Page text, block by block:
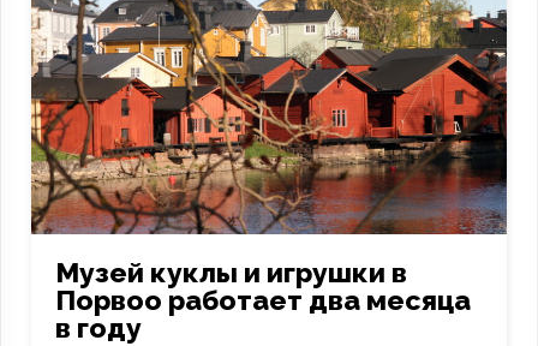
Музей куклы и игрушки в
Порвоо работает два месяца
в году